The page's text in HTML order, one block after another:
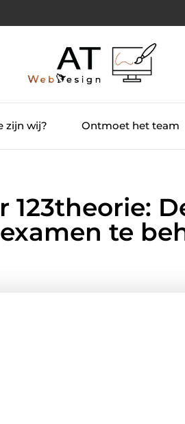
zijn wij? Ontmoet het team
te